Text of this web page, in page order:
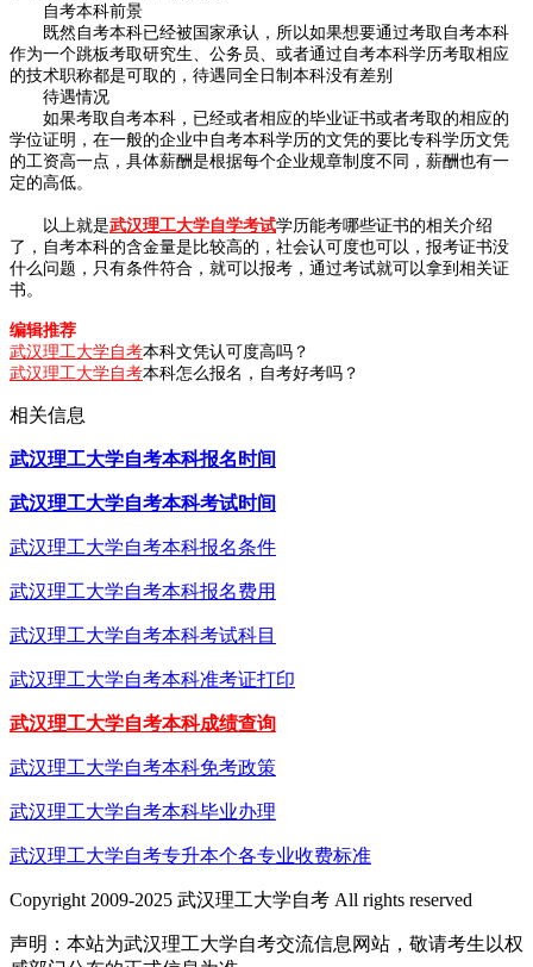
自考本科前景
既然自考本科已经被国家承认，所以如果想要通过考取自考本科
作为一个跳板考取研究生、公务员、或者通过自考本科学历考取相应
的技术职称都是可取的，待遇同全日制本科没有差别
待遇情况
如果考取自考本科，已经或者相应的毕业证书或者考取的相应的
学位证明，在一般的企业中自考本科学历的文凭的要比专科学历文凭
的工资高一点，具体薪酬是根据每个企业规章制度不同，薪酬也有一
定的高低。
以上就是武汉理工大学自学考试学历能考哪些证书的相关介绍
了，自考本科的含金量是比较高的，社会认可度也可以，报考证书没
什么问题，只有条件符合，就可以报考，通过考试就可以拿到相关证
书。
编辑推荐
武汉理工大学自考本科文凭认可度高吗？
武汉理工大学自考本科怎么报名，自考好考吗？
相关信息
武汉理工大学自考本科报名时间
武汉理工大学自考本科考试时间
武汉理工大学自考本科报名条件
武汉理工大学自考本科报名费用
武汉理工大学自考本科考试科目
武汉理工大学自考本科准考证打印
武汉理工大学自考本科成绩查询
武汉理工大学自考本科免考政策
武汉理工大学自考本科毕业办理
武汉理工大学自考专升本个各专业收费标准
Copyright 2009-2025 武汉理工大学自考 All rights reserved
声明：本站为武汉理工大学自考交流信息网站，敬请考生以权